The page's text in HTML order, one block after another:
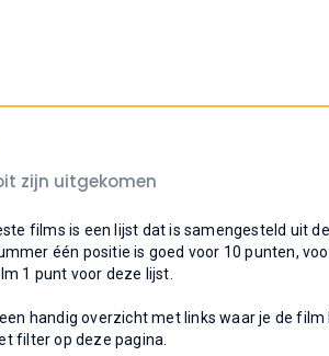
zijn uitgekomen
films is een lijst dat is samengesteld uit
één positie is goed voor 10 punten,
1 punt voor deze lijst.
handig overzicht met links waar je de film
filter op deze pagina.